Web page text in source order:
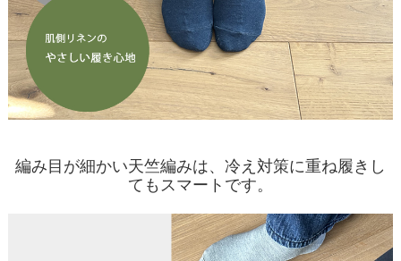
編み目が細かい天竺編みは、冷え対策に重ね履きし
てもスマートです。